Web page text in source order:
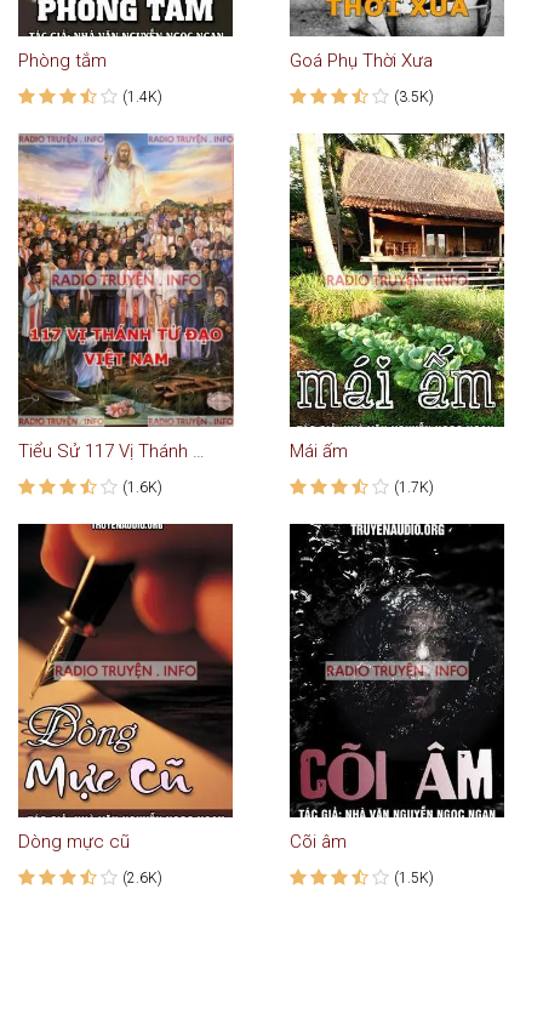
Phòng tắm
(1.4K)
Goá Phụ Thời Xưa
(3.5K)
Tiểu Sử 117 Vị Thánh Tử Đạo Việt Nam
(1.6K)
Mái ấm
(1.7K)
Dòng mực cũ
(2.6K)
Cõi âm
(1.5K)